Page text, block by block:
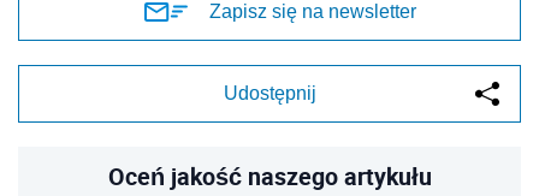
Zapisz się na newsletter
Udostępnij
Oceń jakość naszego artykułu